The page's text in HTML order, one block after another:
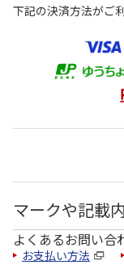
下記の決済方法がご
マークや記載
よくあるお問い合
お支払い方法